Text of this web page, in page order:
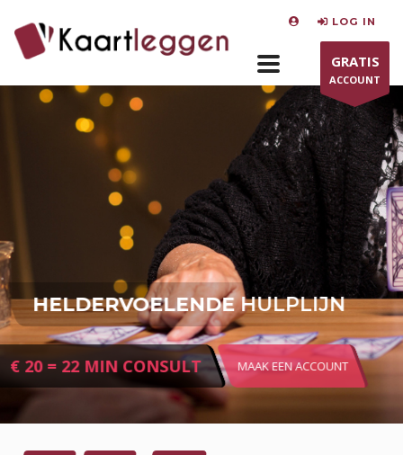
LOG IN
GRATIS
ACCOUNT
HELDERVOELENDEHULPLIJN
€ 20 = 22 MIN CONSULT MAAK EEN ACCOUNT